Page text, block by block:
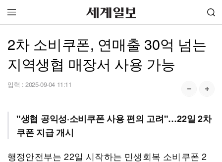
2차 소비쿠폰, 연매출 30억 넘는
지역생협 매장서 사용 가능
입력 : 2025-09-04 11:11
"생협 공익성·소비쿠폰 사용 편의 고려"…22일 2차
쿠폰 지급 개시
행정안전부는 22일 시작하는 민생회복 소비쿠폰 2